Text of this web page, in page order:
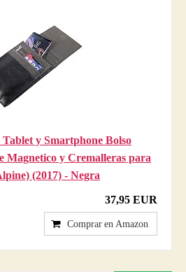
y Smartphone Bolso
Magnetico y Cremalleras para
(2017) - Negra
37,95 EUR
Comprar en Amazon